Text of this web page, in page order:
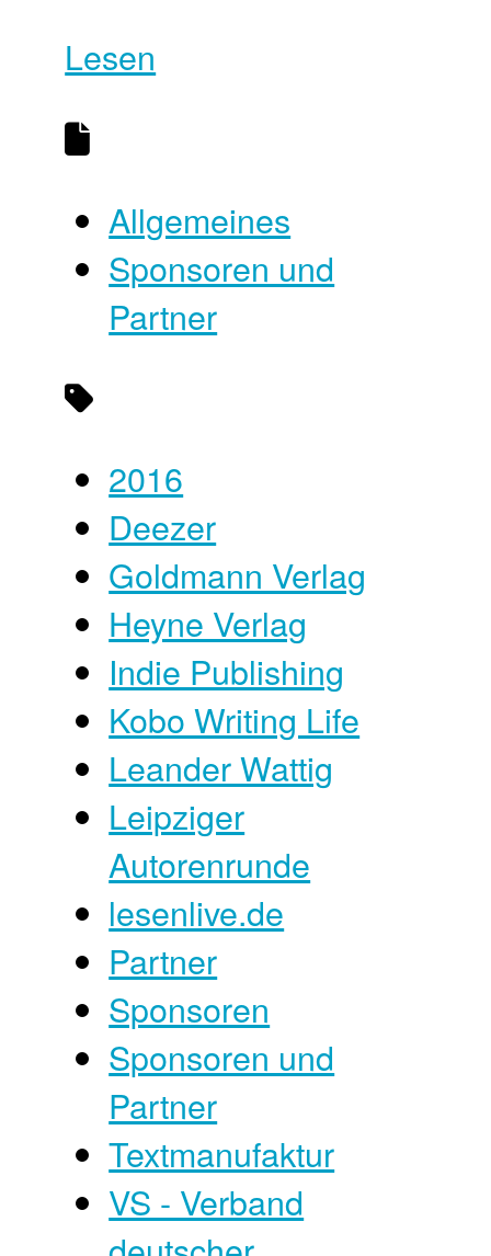
Lesen
Allgemeines
Sponsoren und
Partner
2016
Deezer
Goldmann Verlag
Heyne Verlag
Indie Publishing
Kobo Writing Life
Leander Wattig
Leipziger
Autorenrunde
lesenlive.de
Partner
Sponsoren
Sponsoren und
Partner
Textmanufaktur
VS - Verband